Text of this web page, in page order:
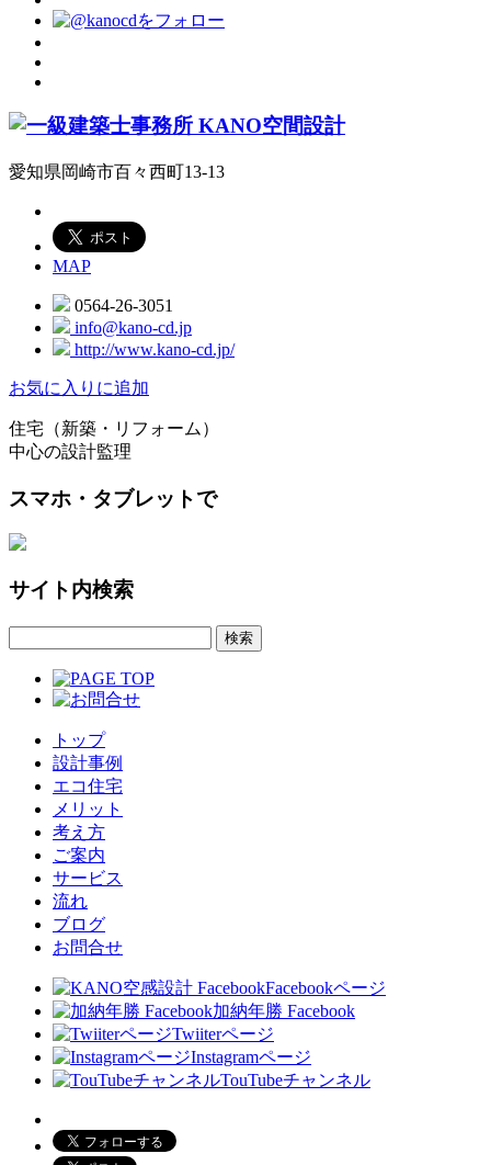
愛知県岡崎市百々西町13-13
MAP
0564-26-3051
info@kano-cd.jp
http://www.kano-cd.jp/
お気に入りに追加
住宅（新築・リフォーム）
中心の設計監理
スマホ・タブレットで
サイト内検索
トップ
設計事例
エコ住宅
メリット
考え方
ご案内
サービス
流れ
ブログ
お問合せ
Facebookページ
加納年勝 Facebook
Twiiterページ
Instagramページ
TouTubeチャンネル